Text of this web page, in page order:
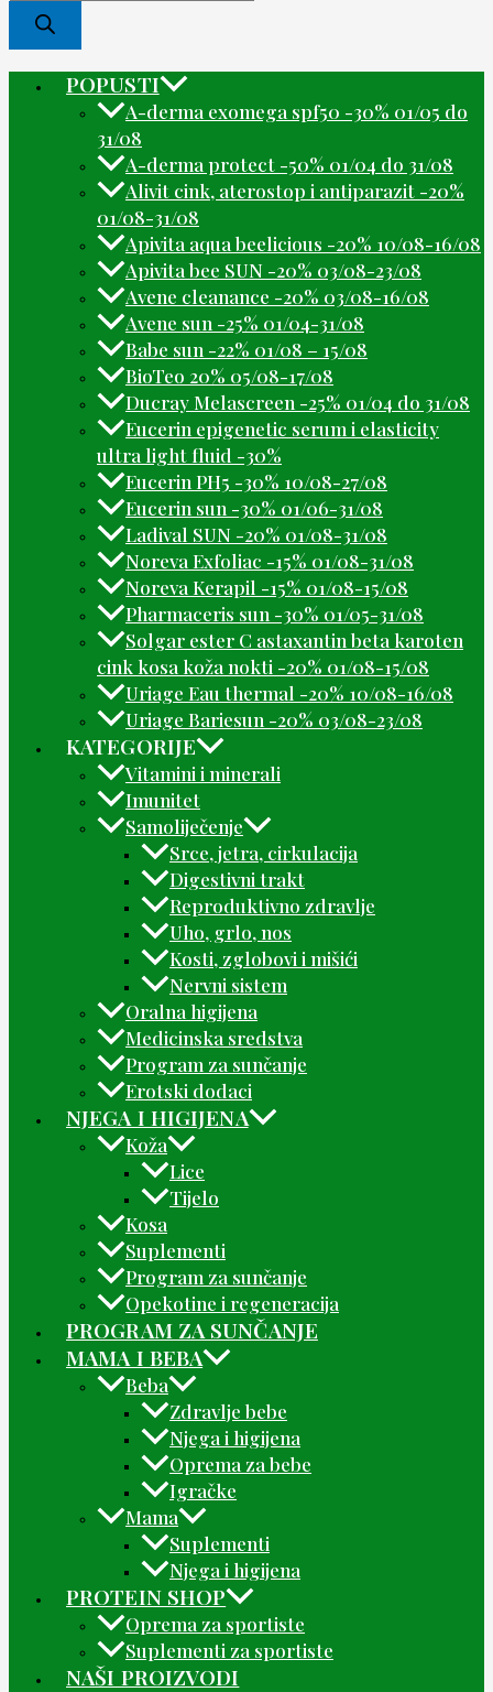
POPUSTI
A-derma exomega spf50 -30% 01/05 do
31/08
A-derma protect -50% 01/04 do 31/08
Alivit cink, aterostop i antiparazit -20%
01/08-31/08
Apivita aqua beelicious -20% 10/08-16/08
Apivita bee SUN -20% 03/08-23/08
Avene cleanance -20% 03/08-16/08
Avene sun -25% 01/04-31/08
Babe sun -22% 01/08 – 15/08
BioTeo 20% 05/08-17/08
Ducray Melascreen -25% 01/04 do 31/08
Eucerin epigenetic serum i elasticity
ultra light fluid -30%
Eucerin PH5 -30% 10/08-27/08
Eucerin sun -30% 01/06-31/08
Ladival SUN -20% 01/08-31/08
Noreva Exfoliac -15% 01/08-31/08
Noreva Kerapil -15% 01/08-15/08
Pharmaceris sun -30% 01/05-31/08
Solgar ester C astaxantin beta karoten
cink kosa koža nokti -20% 01/08-15/08
Uriage Eau thermal -20% 10/08-16/08
Uriage Bariesun -20% 03/08-23/08
KATEGORIJE
Vitamini i minerali
Imunitet
Samoliječenje
Srce, jetra, cirkulacija
Digestivni trakt
Reproduktivno zdravlje
Uho, grlo, nos
Kosti, zglobovi i mišići
Nervni sistem
Oralna higijena
Medicinska sredstva
Program za sunčanje
Erotski dodaci
NJEGA I HIGIJENA
Koža
Lice
Tijelo
Kosa
Suplementi
Program za sunčanje
Opekotine i regeneracija
PROGRAM ZA SUNČANJE
MAMA I BEBA
Beba
Zdravlje bebe
Njega i higijena
Oprema za bebe
Igračke
Mama
Suplementi
Njega i higijena
PROTEIN SHOP
Oprema za sportiste
Suplementi za sportiste
NAŠI PROIZVODI